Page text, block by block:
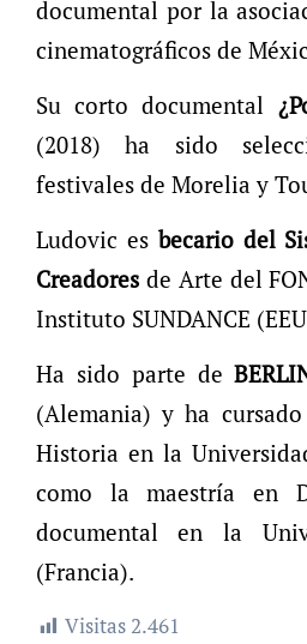
documental por la
cinematográficos de
Su corto documental
(2018) ha sido
festivales de Morelia y
Ludovic es becario del
Creadoresde Arte del
Instituto SUNDANCE
Ha sido parte de
(Alemania) y ha
Historia en la
como la maestría en
documental en la
(Francia).
Visitas 2.461